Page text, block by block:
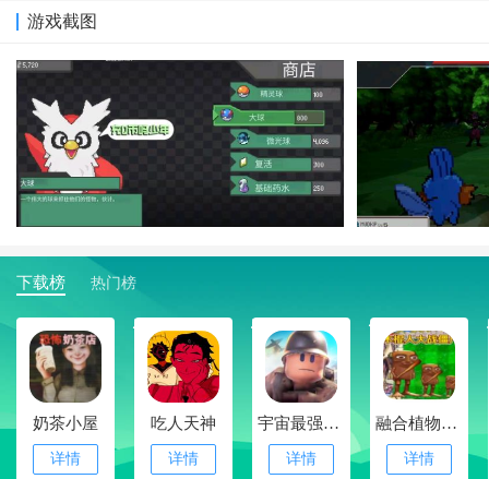
游戏截图
下载榜 热门榜
1
奶茶小屋
详情
2
吃人天神
详情
3
宇宙最强战队
详情
4
融合植物横扫僵尸
详情